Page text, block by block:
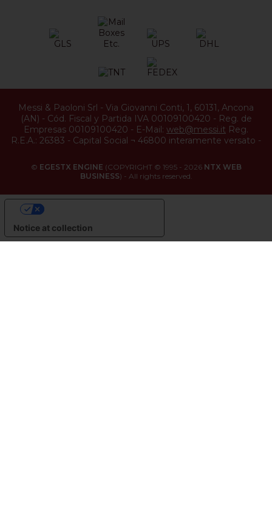
Messi & Paoloni Srl - Via Giovanni Conti, 1 , 60131 , Ancona
(AN) - Cód. Fiscal y Partida IVA 00109100420 - Reg. de
Empresas 00109100420 - E-Mail: web@messi.it Reg.
R.E.A.: 26383 - Capital Social ¬ 46800 interamente versato -
© EGESTX ENGINE (COPYRIGHT © 1995 - 2026 NTX WEB
BUSINESS) - All rights reserved.
Notice at collection